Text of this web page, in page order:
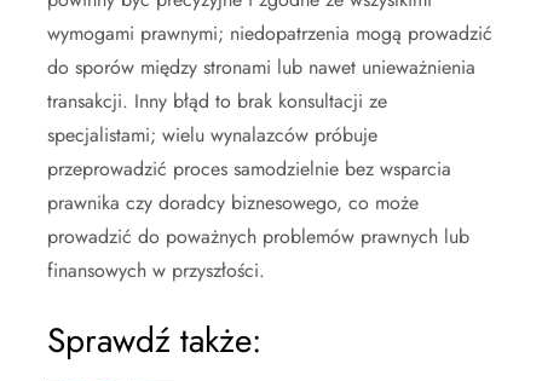
wymogami prawnymi; niedopatrzenia mogą prowadzić
do sporów między stronami lub nawet unieważnienia
transakcji. Inny błąd to brak konsultacji ze
specjalistami; wielu wynalazców próbuje
przeprowadzić proces samodzielnie bez wsparcia
prawnika czy doradcy biznesowego, co może
prowadzić do poważnych problemów prawnych lub
finansowych w przyszłości.
Sprawdź także: